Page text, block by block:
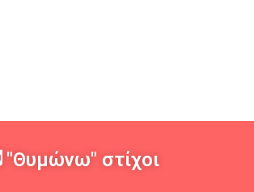
"Θυμώνω" στίχοι